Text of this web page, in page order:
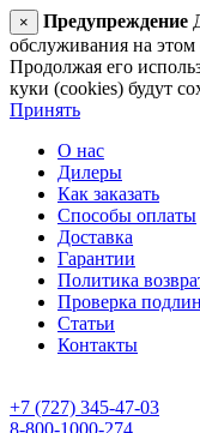
× Предупреждение
обслуживания на этом
Продолжая его
куки (cookies) будут
Принять
О нас
Дилеры
Как заказать
Способы оплаты
Доставка
Гарантии
Политика
Проверка
Статьи
Контакты
+7 (727) 345-47-03
8-800-1000-274